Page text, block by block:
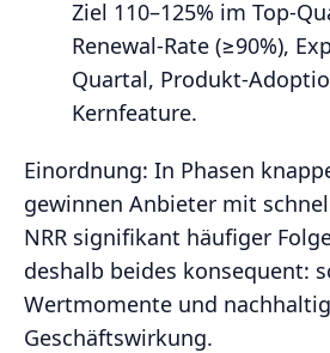
Ziel 110–125% im
Renewal‑Rate (≥90%),
Quartal,
Kernfeature.
Einordnung: In Phasen
gewinnen Anbieter mit
NRR signifikant häufiger
deshalb beides konsequent:
Wertmomente und
Geschäftswirkung.